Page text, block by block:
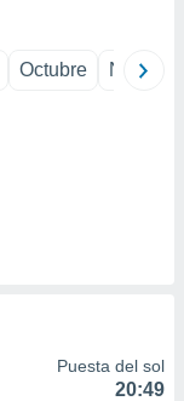
Octubre
Puesta del sol
20:49